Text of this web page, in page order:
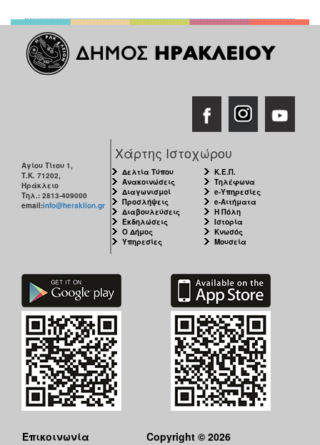
Αγίου Τίτου 1,
Τ.Κ. 71202,
Ηράκλειο
Τηλ.: 2813-409000
email:info@heraklion.gr
Χάρτης Ιστοχώρου
Δελτία Τύπου
Ανακοινώσεις
Διαγωνισμοί
Προσλήψεις
Διαβουλεύσεις
Εκδηλώσεις
Ο Δήμος
Υπηρεσίες
Κ.Ε.Π.
Τηλέφωνα
e-Υπηρεσίες
e-Αιτήματα
Η Πόλη
Ιστορία
Κνωσός
Μουσεία
Επικοινωνία Copyright © 2026